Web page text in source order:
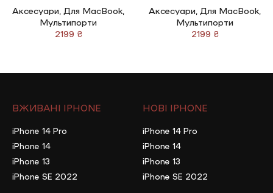
Аксесуари Для MacBook
Мультипорти
₴
Аксесуари Для MacBook
Мультипорти
₴
ВЖИВАНІ IPHONE
iPhone 14 Pro
iPhone 14
iPhone 13
iPhone SE 2022
НОВІ IPHONE
iPhone 14 Pro
iPhone 14
iPhone 13
iPhone SE 2022